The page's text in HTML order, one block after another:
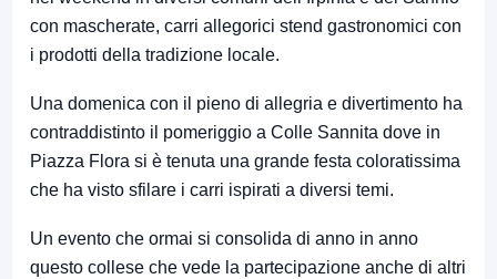
con mascherate, carri allegorici stend gastronomici con
i prodotti della tradizione locale.
Una domenica con il pieno di allegria e divertimento ha
contraddistinto il pomeriggio a Colle Sannita dove in
Piazza Flora si è tenuta una grande festa coloratissima
che ha visto sfilare i carri ispirati a diversi temi.
Un evento che ormai si consolida di anno in anno
questo collese che vede la partecipazione anche di altri